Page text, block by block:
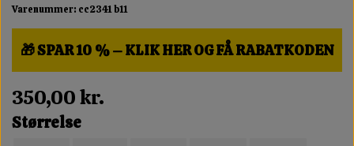
Varenummer: cc2341 b11
🎁 SPAR 10 % – KLIK HER OG FÅ RABATKODEN
350,00 kr.
Størrelse